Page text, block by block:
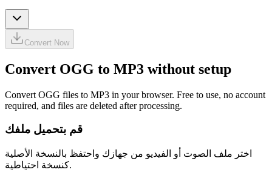
Convert Now
Convert OGG to MP3 without setup
Convert OGG files to MP3 in your browser. Free to use, no account
required, and files are deleted after processing.
قم بتحميل ملفك
اختر ملف الصوت أو الفيديو من جهازك واحتفظ بالنسخة الأصلية
كنسخة احتياطية.